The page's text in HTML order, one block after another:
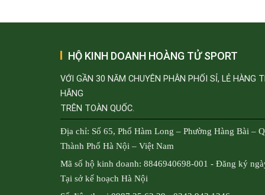
HỘ KINH DOANH HOÀNG TỬ SPORT
VỚI GẦN 30 NĂM CHUYÊN PHÂN PHỐI SỈ, LẺ HÀNG
HÃNG
TRÊN TOÀN QUỐC.
Địa chỉ: Số 65, Phố Hàm Long – Phường Hàng Bài –
Thành Phố Hà Nội – Việt Nam
Mã số hộ kinh doanh: 8846940698-001 - Đăng ký
Tại sở kế hoạch Hà Nội